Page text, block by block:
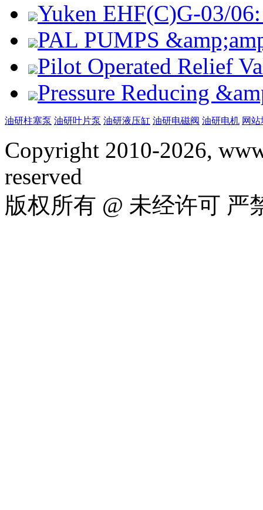
Yuken EHF(C)G-03/
PAL PUMPS
Pilot Operated Relief
Pressure Reducing
油研柱塞泵 油研叶片泵 油研液压缸 油研电磁阀 油研电机 网
Copyright 2010-2026,
reserved
版权所有 @ 未经许可 严